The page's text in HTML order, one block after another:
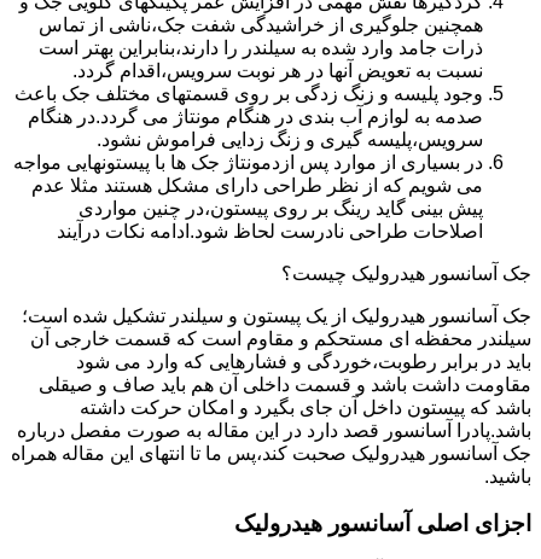
همچنین جلوگیری از خراشیدگی شفت جک،ناشی از تماس
ذرات جامد وارد شده به سیلندر را دارند،بنابراین بهتر است
نسبت به تعویض آنها در هر نوبت سرویس،اقدام گردد.
وجود پلیسه و زنگ زدگی بر روی قسمتهای مختلف جک باعث
صدمه به لوازم آب بندی در هنگام مونتاژ می گردد.در هنگام
سرویس،پلیسه گیری و زنگ زدایی فراموش نشود.
در بسیاری از موارد پس ازدمونتاژ جک ها با پیستونهایی مواجه
می شویم که از نظر طراحی دارای مشکل هستند مثلا عدم
پیش بینی گاید رینگ بر روی پیستون،در چنین مواردی
اصلاحات طراحی نادرست لحاظ شود.ادامه نکات درآیند
جک آسانسور هیدرولیک چیست؟
جک آسانسور هیدرولیک از یک پیستون و سیلندر تشکیل شده است؛
سیلندر محفظه ای مستحکم و مقاوم است که قسمت خارجی آن
باید در برابر رطوبت،خوردگی و فشارهایی که وارد می شود
مقاومت داشت باشد و قسمت داخلی آن هم باید صاف و صیقلی
باشد که پیستون داخل آن جای بگیرد و امکان حرکت داشته
باشد.پادرا آسانسور قصد دارد در این مقاله به صورت مفصل درباره
جک آسانسور هیدرولیک صحبت کند،پس ما تا انتهای این مقاله همراه
باشید.
اجزای اصلی آسانسور هیدرولیک